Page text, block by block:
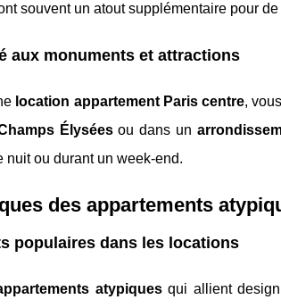
souvent un atout supplémentaire pour
aux monuments et attractions
location appartement Paris centre,
Élyséesou dans un
nuit ou durant un week-end.
des appartements
populaires dans les locations
atypiquesqui allient design